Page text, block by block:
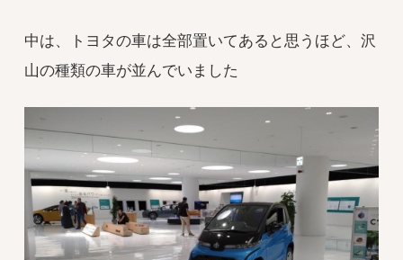
中は、トヨタの車は全部置いてあると思うほど、沢
山の種類の車が並んでいました